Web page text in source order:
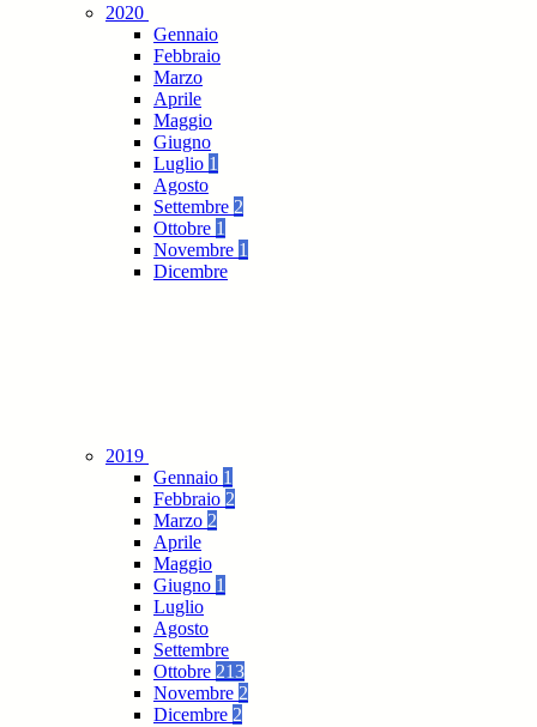
2020
Gennaio
Febbraio
Marzo
Aprile
Maggio
Giugno
Luglio 1
Agosto
Settembre 2
Ottobre 1
Novembre 1
Dicembre
2019
Gennaio 1
Febbraio 2
Marzo 2
Aprile
Maggio
Giugno 1
Luglio
Agosto
Settembre
Ottobre 213
Novembre 2
Dicembre 2